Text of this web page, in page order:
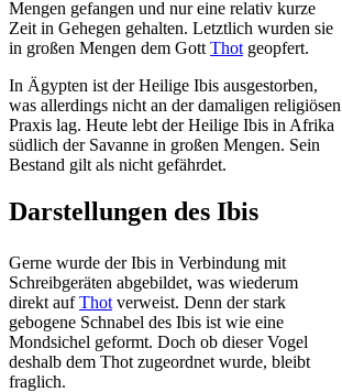
Mengen gefangen und nur eine relativ kurze
Zeit in Gehegen gehalten. Letztlich wurden sie
in großen Mengen dem Gott Thot geopfert.
In Ägypten ist der Heilige Ibis ausgestorben,
was allerdings nicht an der damaligen religiösen
Praxis lag. Heute lebt der Heilige Ibis in Afrika
südlich der Savanne in großen Mengen. Sein
Bestand gilt als nicht gefährdet.
Darstellungen des Ibis
Gerne wurde der Ibis in Verbindung mit
Schreibgeräten abgebildet, was wiederum
direkt aufThot verweist. Denn der stark
gebogene Schnabel des Ibis ist wie eine
Mondsichel geformt. Doch ob dieser Vogel
deshalb dem Thot zugeordnet wurde, bleibt
fraglich.